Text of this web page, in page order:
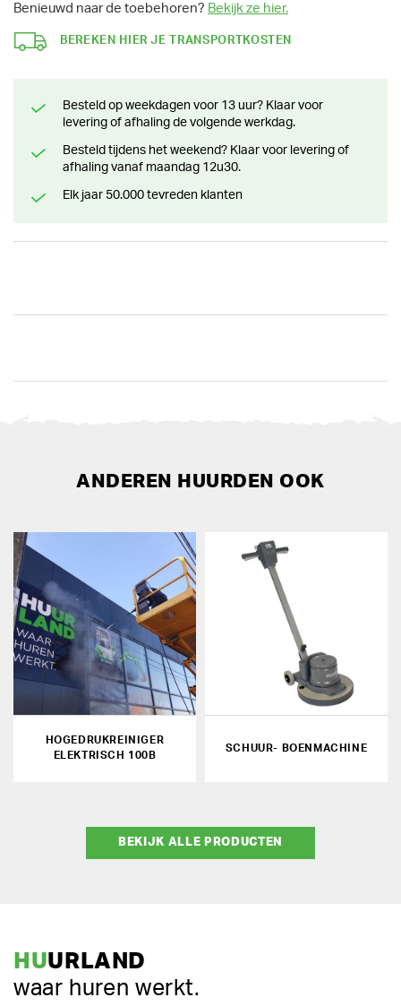
Benieuwd naar de toebehoren? Bekijk ze hier.
BEREKEN HIER JE TRANSPORTKOSTEN
Besteld op weekdagen voor 13 uur? Klaar voor
levering of afhaling de volgende werkdag.
Besteld tijdens het weekend? Klaar voor levering of
afhaling vanaf maandag 12u30.
Elk jaar 50.000 tevreden klanten
ANDEREN HUURDEN OOK
HOGEDRUKREINIGER
ELEKTRISCH 100B
SCHUUR- BOENMACHINE
BEKIJK ALLE PRODUCTEN
HUURLAND
waar huren werkt.